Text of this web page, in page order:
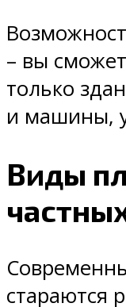
– вы
только
и машины,
Виды
стараются